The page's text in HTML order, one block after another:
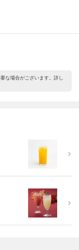
な場合がございます。詳し